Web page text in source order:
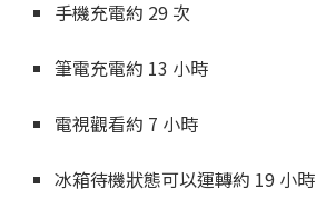
手機充電約 29 次
筆電充電約 13 小時
電視觀看約 7 小時
冰箱待機狀態可以運轉約 19 小時